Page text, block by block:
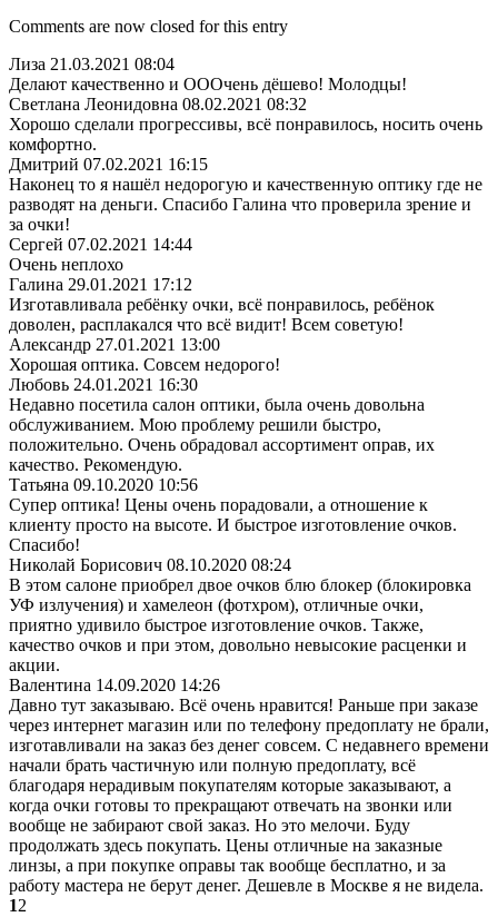
Comments are now closed for this entry
Лиза 21.03.2021 08:04
Делают качественно и ОООчень дёшево! Молодцы!
Светлана Леонидовна 08.02.2021 08:32
Хорошо сделали прогрессивы, всё понравилось, носить очень
комфортно.
Дмитрий 07.02.2021 16:15
Наконец то я нашёл недорогую и качественную оптику где не
разводят на деньги. Спасибо Галина что проверила зрение и
за очки!
Сергей 07.02.2021 14:44
Очень неплохо
Галина 29.01.2021 17:12
Изготавливала ребёнку очки, всё понравилось, ребёнок
доволен, расплакался что всё видит! Всем советую!
Александр 27.01.2021 13:00
Хорошая оптика. Совсем недорого!
Любовь 24.01.2021 16:30
Недавно посетила салон оптики, была очень довольна
обслуживанием. Мою проблему решили быстро,
положительно. Очень обрадовал ассортимент оправ, их
качество. Рекомендую.
Татьяна 09.10.2020 10:56
Супер оптика! Цены очень порадовали, а отношение к
клиенту просто на высоте. И быстрое изготовление очков.
Спасибо!
Николай Борисович 08.10.2020 08:24
В этом салоне приобрел двое очков блю блокер (блокировка
УФ излучения) и хамелеон (фотхром), отличные очки,
приятно удивило быстрое изготовление очков. Также,
качество очков и при этом, довольно невысокие расценки и
акции.
Валентина 14.09.2020 14:26
Давно тут заказываю. Всё очень нравится! Раньше при заказе
через интернет магазин или по телефону предоплату не брали,
изготавливали на заказ без денег совсем. С недавнего времени
начали брать частичную или полную предоплату, всё
благодаря нерадивым покупателям которые заказывают, а
когда очки готовы то прекращают отвечать на звонки или
вообще не забирают свой заказ. Но это мелочи. Буду
продолжать здесь покупать. Цены отличные на заказные
линзы, а при покупке оправы так вообще бесплатно, и за
работу мастера не берут денег. Дешевле в Москве я не видела.
12